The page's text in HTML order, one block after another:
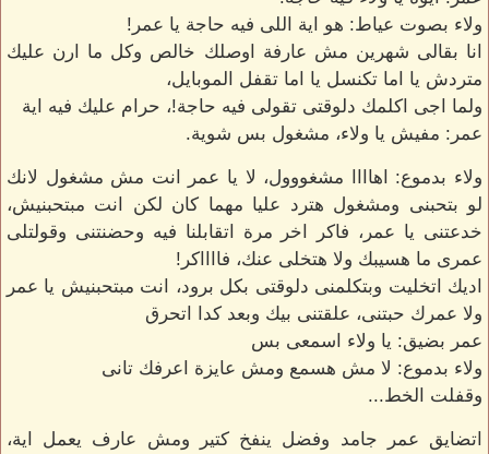
ولاء بصوت عياط: هو اية اللى فيه حاجة يا عمر!
انا بقالى شهرين مش عارفة اوصلك خالص وكل ما ارن عليك
متردش يا اما تكنسل يا اما تقفل الموبايل،
ولما اجى اكلمك دلوقتى تقولى فيه حاجة!، حرام عليك فيه اية
عمر: مفيش يا ولاء، مشغول بس شوية.
ولاء بدموع: اهاااا مشغووول، لا يا عمر انت مش مشغول لانك
لو بتحبنى ومشغول هترد عليا مهما كان لكن انت مبتحبنيش،
خدعتنى يا عمر، فاكر اخر مرة اتقابلنا فيه وحضنتنى وقولتلى
عمرى ما هسيبك ولا هتخلى عنك، فااااكر!
اديك اتخليت وبتكلمنى دلوقتى بكل برود، انت مبتحبنيش يا عمر
ولا عمرك حبتنى، علقتنى بيك وبعد كدا اتحرق
عمر بضيق: يا ولاء اسمعى بس
ولاء بدموع: لا مش هسمع ومش عايزة اعرفك تانى
وقفلت الخط...
اتضايق عمر جامد وفضل ينفخ كتير ومش عارف يعمل اية،